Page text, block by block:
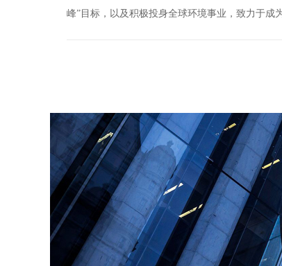
峰”目标，以及积极投身全球环境事业，致力于成